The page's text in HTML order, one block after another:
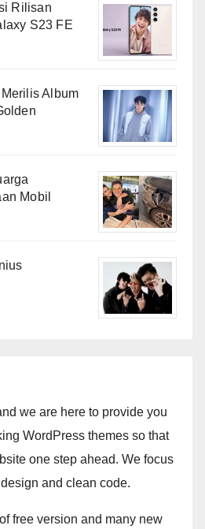
Rilisan
S23 FE
Album
Mobil
we are here to provide you
WordPress themes so that
one step ahead. We focus
and clean code.
free version and many new